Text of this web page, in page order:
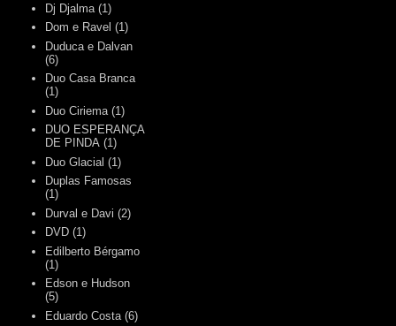
Dj Djalma (1)
Dom e Ravel (1)
Duduca e Dalvan
(6)
Duo Casa Branca
(1)
Duo Ciriema (1)
DUO ESPERANÇA
DE PINDA (1)
Duo Glacial (1)
Duplas Famosas
(1)
Durval e Davi (2)
DVD (1)
Edilberto Bérgamo
(1)
Edson e Hudson
(5)
Eduardo Costa (6)